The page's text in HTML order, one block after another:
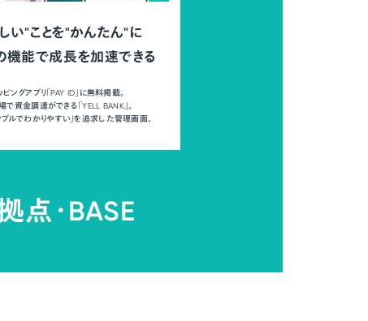
い"ことを"かんたん"に
機能で成長を加速できる
ピングアプリ「PAY ID」に無料掲載。
で資金調達ができる「YELL BANK」。
プルでわかりやすい」を追求した管理画面。
点・BASE